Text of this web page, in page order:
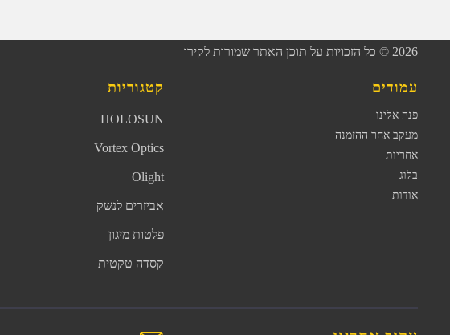
2026 © כל הזכויות על תוכן האתר שמורות לקירו
עמודים
פנה אלינו
מעקב אחר ההזמנה
אחריות
בלוג
אודות
קטגוריות
HOLOSUN
Vortex Optics
Olight
אביזרים לנשק
פלטות מיגון
קסדה טקטית